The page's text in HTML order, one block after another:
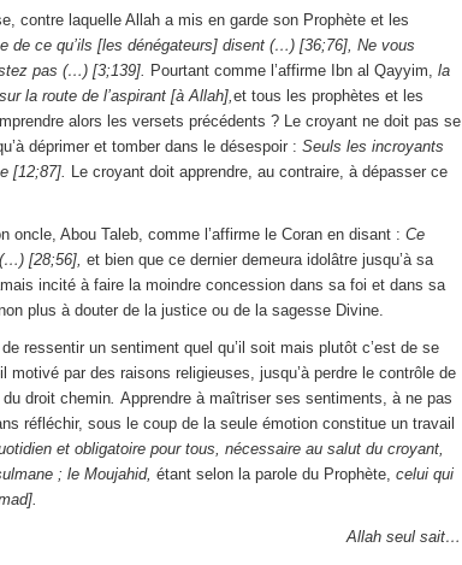
contre laquelle Allah a mis en garde son Prophète et les
de ce qu’ils [les dénégateurs] disent (…) [36;76], Ne vous
pas (…) [3;139]. Pourtant comme l’affirme Ibn al Qayyim, la
la route de l’aspirant [à Allah],et tous les prophètes et les
alors les versets précédents ? Le croyant ne doit pas se
déprimer et tomber dans le désespoir : Seuls les incroyants
[12;87]. Le croyant doit apprendre, au contraire, à dépasser ce
oncle, Abou Taleb, comme l’affirme le Coran en disant : Ce
[28;56], et bien que ce dernier demeura idolâtre jusqu’à sa
incité à faire la moindre concession dans sa foi et dans sa
plus à douter de la justice ou de la sagesse Divine.
ressentir un sentiment quel qu’il soit mais plutôt c’est de se
motivé par des raisons religieuses, jusqu’à perdre le contrôle de
droit chemin. Apprendre à maîtriser ses sentiments, à ne pas
réfléchir, sous le coup de la seule émotion constitue un travail
et obligatoire pour tous, nécessaire au salut du croyant,
; le Moujahid, étant selon la parole du Prophète, celui qui
Allah seul sait…